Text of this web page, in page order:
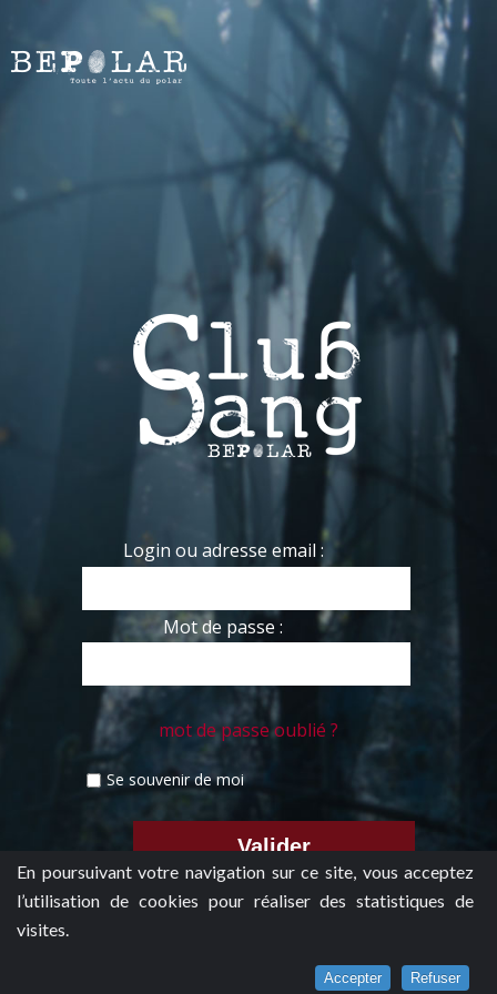
En poursuivant votre navigation sur ce site, vous acceptez
l’utilisation de cookies pour réaliser des statistiques de
visites.
Accepter Refuser
Login ou adresse email :
Mot de passe :
mot de passe oublié ?
Se souvenir de moi